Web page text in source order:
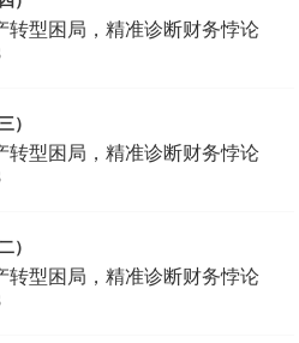
转型困局，精准诊断财务悖论
）
转型困局，精准诊断财务悖论
）
转型困局，精准诊断财务悖论